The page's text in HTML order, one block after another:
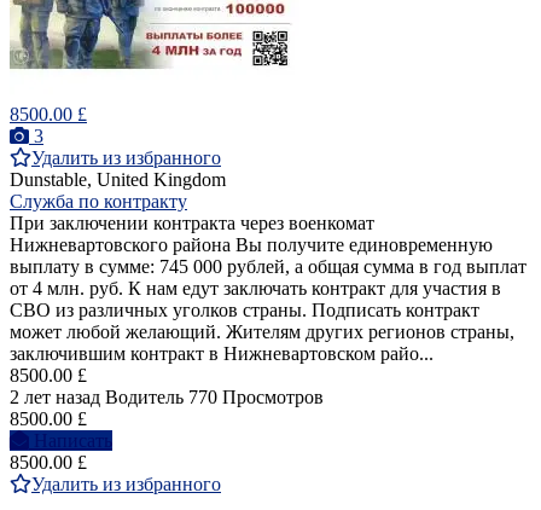
8500.00 £
3
Удалить из избранного
Dunstable, United Kingdom
Служба по контракту
При заключении контракта через военкомат
Нижневартовского района Вы получите единовременную
выплату в сумме: 745 000 рублей, а общая сумма в год выплат
от 4 млн. руб. К нам едут заключать контракт для участия в
СВО из различных уголков страны. Подписать контракт
может любой желающий. Жителям других регионов страны,
заключившим контракт в Нижневартовском райо...
8500.00 £
2 лет назад Водитель 770 Просмотров
8500.00 £
Написать
8500.00 £
Удалить из избранного